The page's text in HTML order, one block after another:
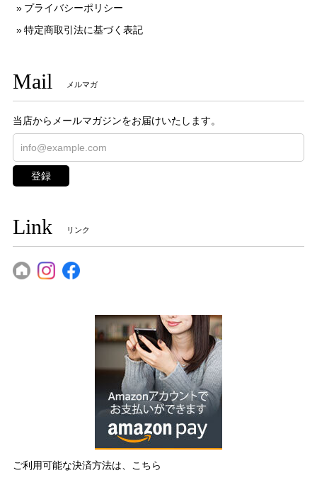
プライバシーポリシー
特定商取引法に基づく表記
Mail メルマガ
当店からメールマガジンをお届けいたします。
登録
Link リンク
ご利用可能な決済方法は、こちら